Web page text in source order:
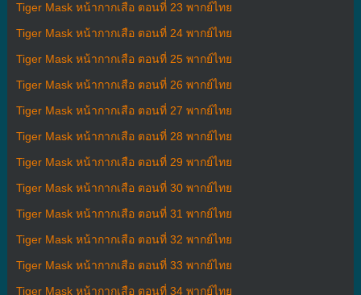
Tiger Mask หน้ากากเสือ ตอนที่ 23 พากย์ไทย
Tiger Mask หน้ากากเสือ ตอนที่ 24 พากย์ไทย
Tiger Mask หน้ากากเสือ ตอนที่ 25 พากย์ไทย
Tiger Mask หน้ากากเสือ ตอนที่ 26 พากย์ไทย
Tiger Mask หน้ากากเสือ ตอนที่ 27 พากย์ไทย
Tiger Mask หน้ากากเสือ ตอนที่ 28 พากย์ไทย
Tiger Mask หน้ากากเสือ ตอนที่ 29 พากย์ไทย
Tiger Mask หน้ากากเสือ ตอนที่ 30 พากย์ไทย
Tiger Mask หน้ากากเสือ ตอนที่ 31 พากย์ไทย
Tiger Mask หน้ากากเสือ ตอนที่ 32 พากย์ไทย
Tiger Mask หน้ากากเสือ ตอนที่ 33 พากย์ไทย
Tiger Mask หน้ากากเสือ ตอนที่ 34 พากย์ไทย